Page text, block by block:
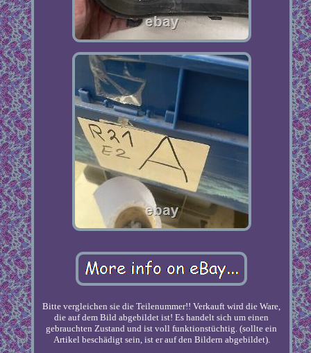
Bitte vergleichen sie die Teilenummer!! Verkauft wird die Ware,
die auf dem Bild abgebildet ist! Es handelt sich um einen
gebrauchten Zustand und ist voll funktionstüchtig. (sollte ein
Artikel beschädigt sein, ist er auf den Bildern abgebildet).